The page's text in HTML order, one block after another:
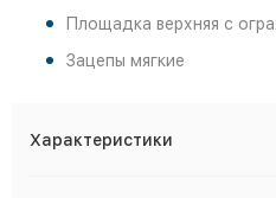
Площадка верхняя с
Зацепы мягкие
Характеристики